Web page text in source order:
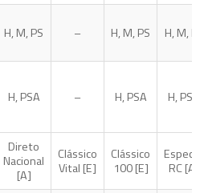
H, M, PS – H, M, PS H, M, PS
H, PSA – H, PSA H, PSA
Direto
Nacional
[A]
Clássico
Vital [E]
Clássico
100 [E]
Especial
RC [A]